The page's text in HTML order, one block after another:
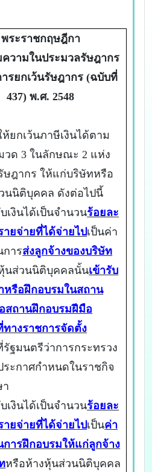
พระราชกฤษฎีกา
วามในประมวลรัษฎากร
รยกเว้นรัษฎากร (ฉบับที่
437) พ.ศ. 2548
ห้ยกเว้นภาษีเงินได้ตาม
วด 3 ในลักษณะ 2 แห่ง
ษฎากร ให้แก่บริษัทหรือ
นนิติบุคคล ดังต่อไปนี้
เงินได้เป็นจำนวนร้อยละ
ายจ่ายที่ได้จ่ายไปเป็นค่า
การส่งลูกจ้างของบริษัท
นส่วนนิติบุคคลนั้นเข้ารับ
หรือฝึกอบรมในสถาน
สถานฝึกอบรมฝีมือ
ทางราชการจัดตั้ง
รัฐมนตรีว่าการกระทรวง
ระกาศกำหนดในราชกิจ
า
เงินได้เป็นจำนวนร้อยละ
ายจ่ายที่ได้จ่ายไปเป็นค่า
การฝึกอบรมให้แก่ลูกจ้าง
หรือห้างหุ้นส่วนนิติบุคคล